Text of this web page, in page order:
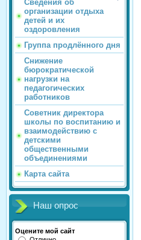
Сведения об
организации отдыха
детей и их
оздоровления
Группа продлённого дня
Снижение
бюрократической
нагрузки на
педагогических
работников
Советник директора
школы по воспитанию и
взаимодействию с
детскими
общественными
объединениями
Карта сайта
Наш опрос
Оцените мой сайт